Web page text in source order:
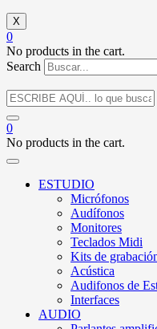
X
0
No products in the cart.
Search
0
No products in the cart.
ESTUDIO
Micrófonos
Audífonos
Monitores
Teclados Midi
Kits de
Acústica
Audifonos de
Interfaces
AUDIO